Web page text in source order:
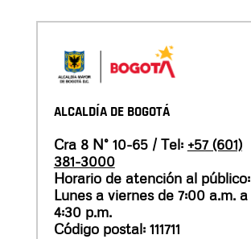
ALCALDÍA DE BOGOTÁ
Cra 8 N° 10-65 / Tel: +57 (601)
381-3000
Horario de atención al público:
Lunes a viernes de 7:00 a.m. a
4:30 p.m.
Código postal: 111711